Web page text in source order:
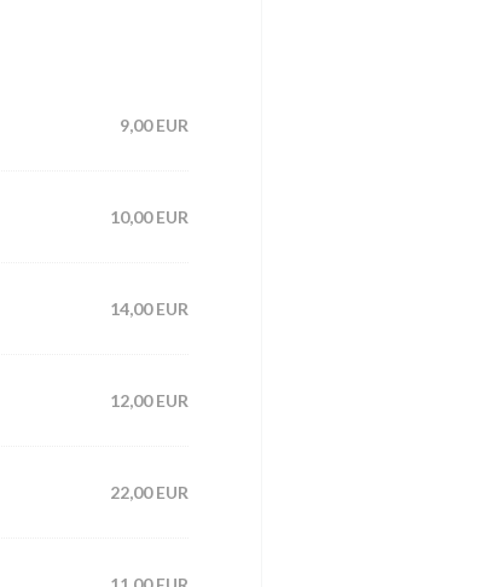
9,00 EUR
10,00 EUR
14,00 EUR
12,00 EUR
22,00 EUR